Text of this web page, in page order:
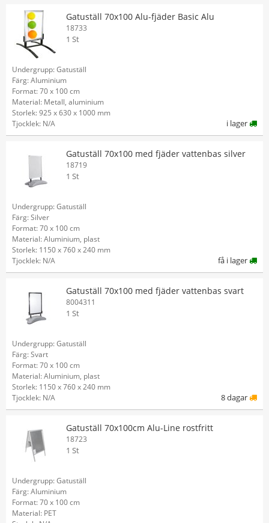
Gatuställ 70x100 Alu-fjäder Basic Alu
18733
1 St
Undergrupp: Gatuställ
Färg: Aluminium
Format: 70 x 100 cm
Material: Metall, aluminium
Storlek: 925 x 630 x 1000 mm
Tjocklek: N/A
i lager
Gatuställ 70x100 med fjäder vattenbas silver
18719
1 St
Undergrupp: Gatuställ
Färg: Silver
Format: 70 x 100 cm
Material: Aluminium, plast
Storlek: 1150 x 760 x 240 mm
Tjocklek: N/A
få i lager
Gatuställ 70x100 med fjäder vattenbas svart
8004311
1 St
Undergrupp: Gatuställ
Färg: Svart
Format: 70 x 100 cm
Material: Aluminium, plast
Storlek: 1150 x 760 x 240 mm
Tjocklek: N/A
8 dagar
Gatuställ 70x100cm Alu-Line rostfritt
18723
1 St
Undergrupp: Gatuställ
Färg: Aluminium
Format: 70 x 100 cm
Material: PET